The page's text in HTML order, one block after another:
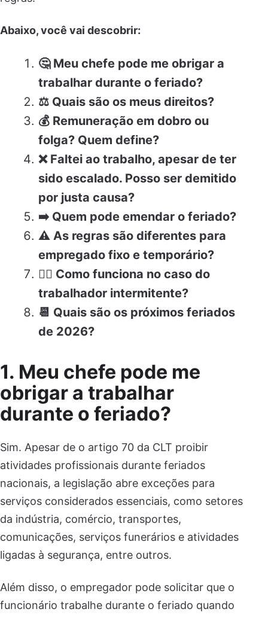
Abaixo, você vai descobrir:
🤔 Meu chefe pode me obrigar a
trabalhar durante o feriado?
⚖️ Quais são os meus direitos?
💰 Remuneração em dobro ou
folga? Quem define?
❌ Faltei ao trabalho, apesar de ter
sido escalado. Posso ser demitido
por justa causa?
➡️ Quem pode emendar o feriado?
⚠️ As regras são diferentes para
empregado fixo e temporário?
✍🏼 Como funciona no caso do
trabalhador intermitente?
📆 Quais são os próximos feriados
de 2026?
1. Meu chefe pode me
obrigar a trabalhar
durante o feriado?
Sim. Apesar de o artigo 70 da CLT proibir
atividades profissionais durante feriados
nacionais, a legislação abre exceções para
serviços considerados essenciais, como setores
da indústria, comércio, transportes,
comunicações, serviços funerários e atividades
ligadas à segurança, entre outros.
Além disso, o empregador pode solicitar que o
funcionário trabalhe durante o feriado quando